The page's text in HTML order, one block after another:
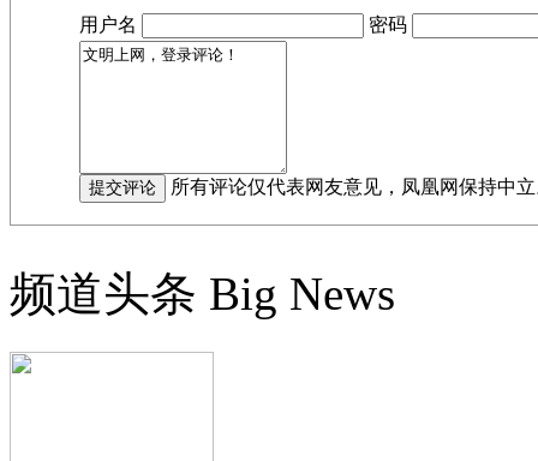
用户名
密码
所有评论仅代表网友意见，凤凰网保持中
频道头条 Big News